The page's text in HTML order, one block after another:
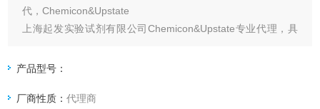
代，Chemicon&Upstate
上海起发实验试剂有限公司Chemicon&Upstate专业代理，具
产品型号：
厂商性质：代理商